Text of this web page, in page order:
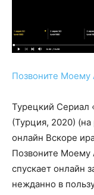
Позвоните Моему
Турецкий Сериал
(Турция, 2020)
онлайн Вскоре
Позвоните Моему
спускает онлайн
нежданно в